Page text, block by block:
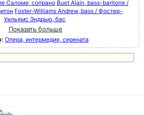
Саломе, сопрано Buet Alain, bass-baritone /
Foster-Williams Andrew, bass / Фостер-
Уильямс Эндрью, бас
Показать больше
Опера, интермедия, серената